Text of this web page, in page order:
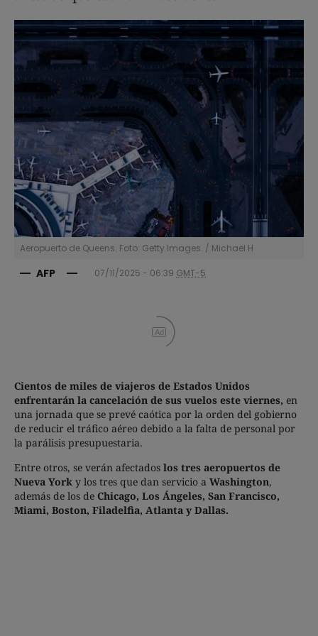
Aeropuerto de Queens. Foto: Getty Images. / Michael H
AFP 07/11/2025 - 06:39 GMT-5
Ad
Cientos de miles de viajeros de Estados Unidos
enfrentarán la cancelación de sus vuelos este viernes, en
una jornada que se prevé caótica por la orden del gobierno
de reducir el tráfico aéreo debido a la falta de personal por
la parálisis presupuestaria.
Entre otros, se verán afectados los tres aeropuertos de
Nueva York y los tres que dan servicio a Washington,
además de los de Chicago, Los Ángeles, San Francisco,
Miami, Boston, Filadelfia, Atlanta y Dallas.